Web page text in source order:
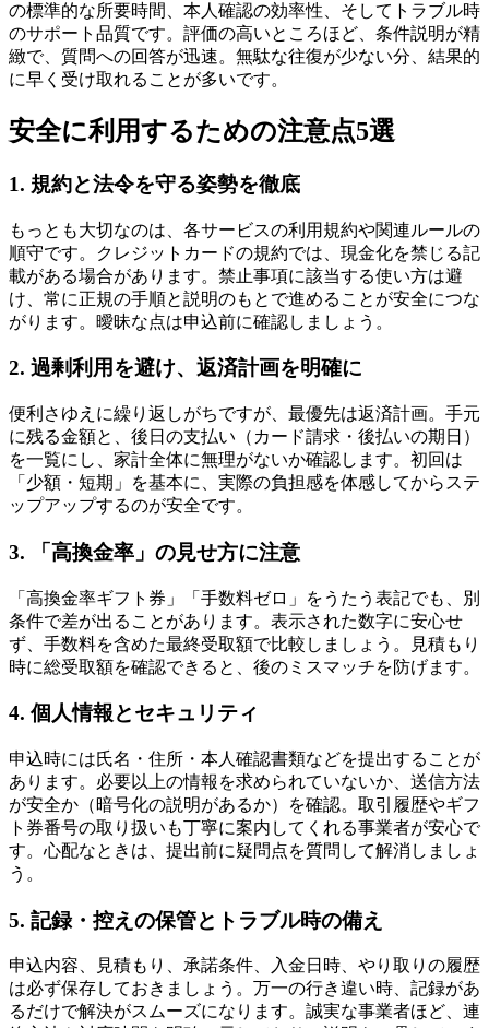
の標準的な所要時間、本人確認の効率性、そしてトラブル時
のサポート品質です。評価の高いところほど、条件説明が精
緻で、質問への回答が迅速。無駄な往復が少ない分、結果的
に早く受け取れることが多いです。
安全に利用するための注意点5選
1. 規約と法令を守る姿勢を徹底
もっとも大切なのは、各サービスの利用規約や関連ルールの
順守です。クレジットカードの規約では、現金化を禁じる記
載がある場合があります。禁止事項に該当する使い方は避
け、常に正規の手順と説明のもとで進めることが安全につな
がります。曖昧な点は申込前に確認しましょう。
2. 過剰利用を避け、返済計画を明確に
便利さゆえに繰り返しがちですが、最優先は返済計画。手元
に残る金額と、後日の支払い（カード請求・後払いの期日）
を一覧にし、家計全体に無理がないか確認します。初回は
「少額・短期」を基本に、実際の負担感を体感してからステ
ップアップするのが安全です。
3. 「高換金率」の見せ方に注意
「高換金率ギフト券」「手数料ゼロ」をうたう表記でも、別
条件で差が出ることがあります。表示された数字に安心せ
ず、手数料を含めた最終受取額で比較しましょう。見積もり
時に総受取額を確認できると、後のミスマッチを防げます。
4. 個人情報とセキュリティ
申込時には氏名・住所・本人確認書類などを提出することが
あります。必要以上の情報を求められていないか、送信方法
が安全か（暗号化の説明があるか）を確認。取引履歴やギフ
ト券番号の取り扱いも丁寧に案内してくれる事業者が安心で
す。心配なときは、提出前に疑問点を質問して解消しましょ
う。
5. 記録・控えの保管とトラブル時の備え
申込内容、見積もり、承諾条件、入金日時、やり取りの履歴
は必ず保存しておきましょう。万一の行き違い時、記録があ
るだけで解決がスムーズになります。誠実な事業者ほど、連